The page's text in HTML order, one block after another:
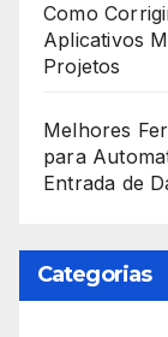
Como
Aplicativos
Projetos
Melhores
para
Entrada de
Categorias